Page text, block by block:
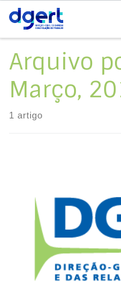
Skip to content
Arquivo
Março,
1 artigo
Índice da